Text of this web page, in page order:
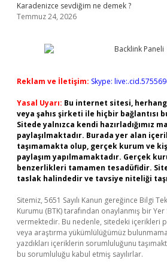
Karadenizce sevdiğim ne demek ?
Temmuz 24, 2026
Reklam ve İletişim: Skype:
Yasal Uyarı: Bu internet sitesi,
veya şahıs şirketi ile hiçbir bağlantısı
Sitede yalnızca kendi hazırladığımız
paylaşılmaktadır. Burada yer alan
taşımamakta olup, gerçek kurum ve
paylaşım yapılmamaktadır. Gerçek
benzerlikleri tamamen tesadüfidir.
taslak halindedir ve tavsiye niteliği
Sitemiz, 5651 Sayılı Kanun gereğince Bilgi
Kurumu (BTK) tarafından onaylanmış bir Yer
vermektedir. Bu nedenle, sitedeki içerikleri
veya araştırma yükümlülüğümüz
yazdıkları içeriklerin sorumluluğunu
bu sorumluluğu kabul etmiş sayılırlar.